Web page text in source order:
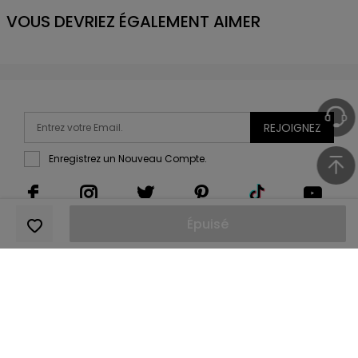
VOUS DEVRIEZ ÉGALEMENT AIMER
REJOIGNEZ
Enregistrez un Nouveau Compte.